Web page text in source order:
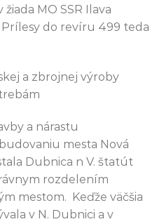
MO SSR Ilava
do revíru 499 teda
a zbrojnej výroby
a nárastu
mesta Nová
Dubnica n V. štatút
rozdelením
mestom. Keďže väčšia
v N. Dubnici a v